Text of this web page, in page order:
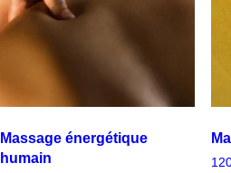
produit
Massage énergétique
humain